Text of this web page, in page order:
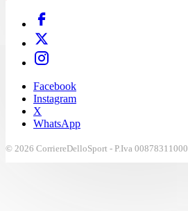
Facebook
Instagram
X
WhatsApp
© 2026 CorriereDelloSport - P.Iva 00878311000